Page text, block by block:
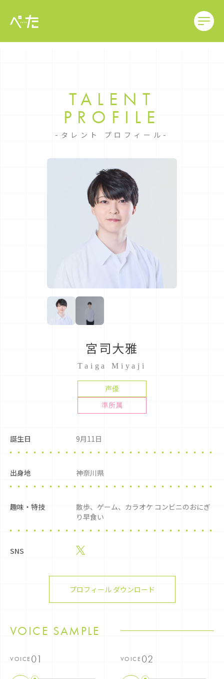
TALENT
PROFILE
タレント プロフィール
宮司大雅
Taiga Miyaji
声優
準所属
誕生日 9月11日
出身地 神奈川県
趣味・特技
散歩、ゲーム、カラオケ コンビニのおにぎ
り早食い
SNS
プロフィール ダウンロード
VOICE SAMPLE
VOICE VOICE